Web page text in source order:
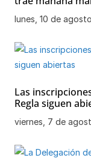
Franklin
lunes, 10 de
Las
Regla siguen
viernes, 7 de